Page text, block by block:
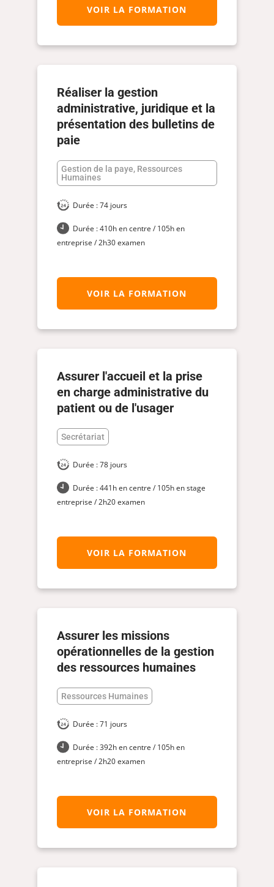
VOIR LA FORMATION
Réaliser la gestion
administrative, juridique et la
présentation des bulletins de
paie
Gestion de la paye, Ressources
Humaines
Durée : 74 jours
Durée : 410h en centre / 105h en
entreprise / 2h30 examen
VOIR LA FORMATION
Assurer l'accueil et la prise
en charge administrative du
patient ou de l'usager
Secrétariat
Durée : 78 jours
Durée : 441h en centre / 105h en stage
entreprise / 2h20 examen
VOIR LA FORMATION
Assurer les missions
opérationnelles de la gestion
des ressources humaines
Ressources Humaines
Durée : 71 jours
Durée : 392h en centre / 105h en
entreprise / 2h20 examen
VOIR LA FORMATION